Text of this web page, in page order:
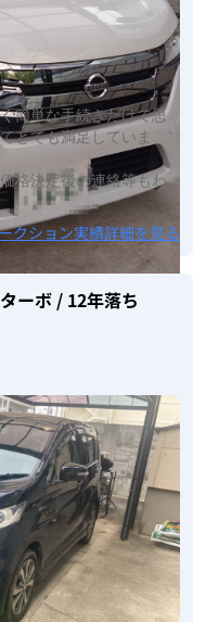
簡単な手続きだけで思
とても満足していま
格決定後の連絡等もわ
。
クション実績詳細を見る
ーボ / 12年落ち